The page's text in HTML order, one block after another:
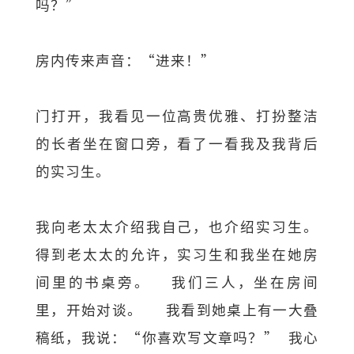
吗？”
房内传来声音：“进来！”
门打开，我看见一位高贵优雅、打扮整洁
的长者坐在窗口旁，看了一看我及我背后
的实习生。
我向老太太介绍我自己，也介绍实习生。
得到老太太的允许，实习生和我坐在她房
间里的书桌旁。 我们三人，坐在房间
里，开始对谈。 我看到她桌上有一大叠
稿纸，我说：“你喜欢写文章吗？” 我心